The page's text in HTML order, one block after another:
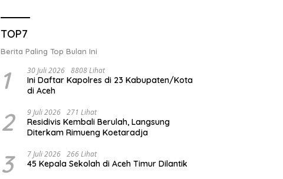
TOP7
Berita Paling Top Bulan Ini
1 30 Juli 2026 8808 Lihat
Ini Daftar Kapolres di 23 Kabupaten/Kota
di Aceh
2 9 Juli 2026 271 Lihat
Residivis Kembali Berulah, Langsung
Diterkam Rimueng Koetaradja
3 7 Juli 2026 266 Lihat
45 Kepala Sekolah di Aceh Timur Dilantik